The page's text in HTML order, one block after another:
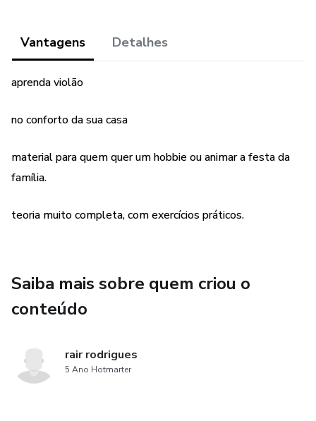
Vantagens Detalhes
aprenda violão
no conforto da sua casa
material para quem quer um hobbie ou animar a festa da
família.
teoria muito completa, com exercícios práticos.
Saiba mais sobre quem criou o
conteúdo
rair rodrigues
5 Ano Hotmarter